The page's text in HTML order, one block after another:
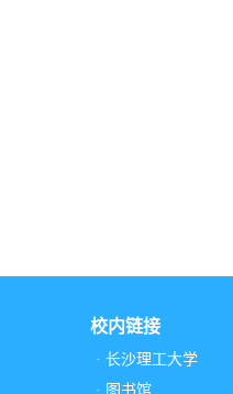
校内链接
· 长沙理工大学
· 图书馆